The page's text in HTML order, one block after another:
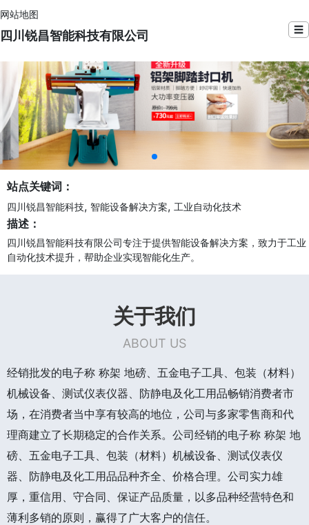
网站地图
四川锐昌智能科技有限公司 ☰
站点关键词：
四川锐昌智能科技, 智能设备解决方案, 工业自动化技术
描述：
四川锐昌智能科技有限公司专注于提供智能设备解决方案，致力于工业
自动化技术提升，帮助企业实现智能化生产。
关于我们
ABOUT US
经销批发的电子称 称架 地磅、五金电子工具、包装（材料）
机械设备、测试仪表仪器、防静电及化工用品畅销消费者市
场，在消费者当中享有较高的地位，公司与多家零售商和代
理商建立了长期稳定的合作关系。公司经销的电子称 称架 地
磅、五金电子工具、包装（材料）机械设备、测试仪表仪
器、防静电及化工用品品种齐全、价格合理。公司实力雄
厚，重信用、守合同、保证产品质量，以多品种经营特色和
薄利多销的原则，赢得了广大客户的信任。